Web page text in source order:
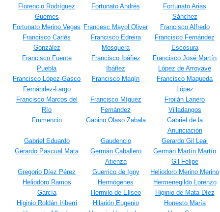
Florencio Rodríguez
Guemes
Fortunato Andrés
Fortunato Arias
Sánchez
Fortunato Merino Vegas Francesc Mayol Oliver
Francisco Alfredo
Francisco Carlés
González
Francisco Edreira
Mosquera
Francisco Fernández
Escosura
Francisco Fuente
Puebla
Francisco Ibáñez
Ibáñez
Francisco José Martín
López de Arroyave
Francisco López-Gasco
Fernández-Largo
Francisco Magín
Francisco Maqueda
López
Francisco Marcos del
Río
Francisco Míguez
Fernández
Froilán Lanero
Villadangos
Frumencio
Gabino Olaso Zabala
Gabriel de la
Anunciación
Gabriel Eduardo
Gaudencio
Gerardo Gil Leal
Gerardo Pascual Mata
Germán Caballero
Atienza
Germán Martín Martín
Gil Felipe
Gregorio Díez Pérez
Guerrico de Igny
Heliodoro Merino Merino
Heliodoro Ramos
García
Hermógenes
Hermenegildo Lorenzo
Hermilo de Eliseo
Higinio de Mata Díez
Higinio Roldán Iriberri
Hilarión Eugenio
Honesto María